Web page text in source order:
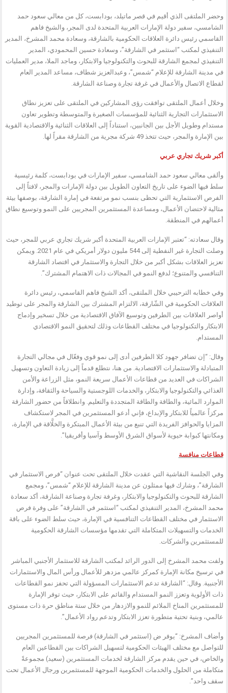
وحضر الملتقى الذي أقيم في قصر ماتيلد، بودابست، كل من معالي سعود حمد
الشامسي، سفير دولة الإمارات العربية المتحدة لدى المجر، والشيخ فاهم
القاسمي رئيس دائرة العلاقات الحكومية بالشارقة، وسعادة محمد المشرخ، المدير
التنفيذي لمكتب “استثمر في الشارقة”، وسعادة حسين المحمودي، المدير
التنفيذي لمجمع الشارقة للبحوث والتكنولوجيا والابتكار، وماجد الملا، مدير العمليات
في مدينة الشارقة للإعلام “شمس”، وعبدالعزيز شطاف، مساعد المدير العام
لقطاع الاتصال والأعمال في غرفة تجارة وصناعة الشارقة.
وخلال أعمال الملتقى توافقت رؤى المشاركين في الملتقى على تعزيز نطاق
الاستثمارات التجارية الثنائية للمؤسسات الصغيرة والمتوسطة وتطوير تعاون
مستدام وطويل الأجل بين الجانبين، استناداً إلى العلاقات الثنائية والاقتصادية القوية
بين الإمارة والمجر، حيث تتخذ 49 شركة مجرية من الشارقة مقراً لها.
أكبر شريك تجاري عربي
وألقى معالي سعود حمد الشامسي، سفير الإمارات في بودابست، كلمة رئيسية
سلط فيها الضوء على تاريخ التعاون الطويل بين دولة الإمارات والمجر، لافتاً إلى
الفرص الاستثمارية التي تحظى بنسب نمو مرتفعة في إمارة الشارقة، بوصفها بيئة
مثالية لاحتضان الأعمال، ومساعدة المستثمرين المجريين على النمو وتوسيع نطاق
أعمالهم في المنطقة.
وقال سعادته: “تعتبر الإمارات العربية المتحدة أكبر شريك تجاري عربي للمجر، حيث
وصلت التجارة غير النفطية إلى 544 مليون دولار أمريكي في عام 2021. ويمكن
تعزيز العلاقات بشكل أكبر من خلال التجارة والاستثمار في اقتصاد الشارقة
التنافسي والمتنوع؛ لدفع النمو في المجالات ذات الاهتمام المشترك”.
وفي خطابه الترحيبي خلال الملتقى، أكد الشيخ فاهم القاسمي، رئيس دائرة
العلاقات الحكومية في الشّارقة، الالتزام المشترك بين الشارقة والمجر على توطيد
أواصر العلاقات بين الطرفين وتوسيع الآفاق الاقتصادية من خلال تسخير وإدماج
الابتكار والتكنولوجيا في مختلف القطاعات وذلك لتحقيق النمو الاقتصادي
المستدام.
وقال: “إن تضافر جهود كلا الطرفين أدى إلى نمو قوي وفعّال في مجالي التجارة
المتبادلة والاستثمارات الاقتصادية. من هنا، نتطلع قدماً إلى زيادة التعاون وتسهيل
الشراكات في العديد من قطاعات الأعمال سريعة النمو، مثل الزراعة والأمن
الغذائي والتكنولوجيا والابتكار، والخدمات اللوجستية والسياحة والثقافة، وإدارة
الموارد المائية، والطاقة والطاقة المتجددة والتعليم. وانطلاقاً من حضور الشارقة
مركزاً عالمياً للابتكار والإبداع، فإني أدعو المستثمرين في المجر لاستكشاف
المزايا والحوافز الفريدة التي تنبع من بيئة الأعمال المبتكرة والخلَّاقة في الإمارة،
ومكانتها كبوابة حيوية لأسواق الشرق الأوسط وآسيا وأفريقيا”.
قطاعات منافسة
وفي الجلسة النقاشية التي عقدت خلال الملتقى تحت عنوان “فرص الاستثمار في
الشارقة”، وشارك فيها ممثلون عن مدينة الشارقة للإعلام “شمس”، ومجمع
الشارقة للبحوث والتكنولوجيا والابتكار، وغرفة تجارة وصناعة الشارقة، أكد سعادة
محمد المشرخ، المدير التنفيذي لمكتب “استثمر في الشارقة” على وفرة فرص
الاستثمار في مختلف القطاعات التنافسية في الإمارة، حيث سلط الضوء على باقة
الخدمات والتسهيلات المتكاملة التي تقدمها مؤسسات الشارقة الحكومية
للمستثمرين والشركات.
ولفت محمد المشرخ إلى الدور الرائد لمكتب الشارقة للاستثمار الأجنبي المباشر
في ترسيخ مكانة الإمارة كمركز عالمي مزدهر للأعمال ورأس المال والاستثمارات
الأجنبية. وقال: “الشارقة تدعم الاستثمارات المسؤولة التي تحفز نمو القطاعات
ذات الأولوية وتعزز النمو المستدام والقائم على الابتكار، حيث توفر الإمارة
للمستثمرين المناخ الملائم للنمو والازدهار من خلال ستة مناطق حرة ذات مستوى
عالمي، وبنية تحتية متطورة تعزز الابتكار وتدعم رواد الأعمال”.
وأضاف المشرخ: “يوفر ض (استثمر في الشارقة) فرصة للمستثمرين المجريين
للتواصل مع مختلف الهيئات الحكومية لتسهيل الشراكات بين القطاعين العام
والخاص، في حين يقدم مركز الشارقة لخدمات المستثمرين (سعيد) مجموعةً
متكاملة من الحلول والخدمات الحكومية الموجهة للمستثمرين ورجال الأعمال تحت
سقف واحد”.